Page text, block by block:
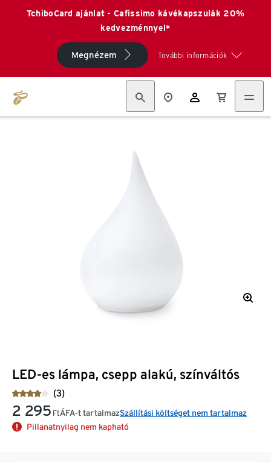
TchiboCard ajánlat - Cafissimo kávékapszulák 20%
kedvezménnyel*
Megnézem További információk
LED-es lámpa, csepp alakú, színváltós
(3)
2 295 FtÁFA-t tartalmazSzállítási költséget nem tartalmaz
Pillanatnyilag nem kapható